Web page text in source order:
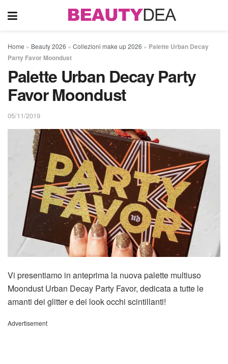
Home » Beauty 2026 » Collezioni make up 2026 » Palette Urban Decay
Party Favor Moondust
Palette Urban Decay Party
Favor Moondust
05/11/2019
Vi presentiamo in anteprima la nuova palette multiuso
Moondust Urban Decay Party Favor, dedicata a tutte le
amanti dei glitter e dei look occhi scintillanti!
Advertisement